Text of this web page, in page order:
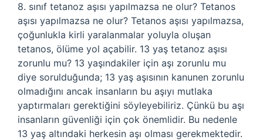
8. sınıf tetanoz aşısı yapılmazsa ne olur? Tetanos
aşısı yapılmazsa ne olur? Tetanos aşısı yapılmazsa,
çoğunlukla kirli yaralanmalar yoluyla oluşan
tetanos, ölüme yol açabilir. 13 yaş tetanoz aşısı
zorunlu mu? 13 yaşındakiler için aşı zorunlu mu
diye sorulduğunda; 13 yaş aşısının kanunen zorunlu
olmadığını ancak insanların bu aşıyı mutlaka
yaptırmaları gerektiğini söyleyebiliriz. Çünkü bu aşı
insanların güvenliği için çok önemlidir. Bu nedenle
13 yaş altındaki herkesin aşı olması gerekmektedir.